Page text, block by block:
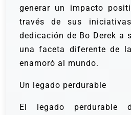
generar un impacto
través de sus
dedicación de Bo Derek a
una faceta diferente de
enamoró al mundo.
Un legado perdurable
El legado perdurable